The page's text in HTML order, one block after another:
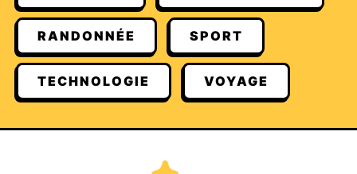
RANDONNÉE SPORT
TECHNOLOGIE VOYAGE